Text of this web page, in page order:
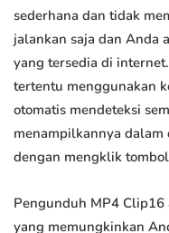
sederhana dan tidak
jalankan saja dan Anda
yang tersedia di
tertentu menggunakan
otomatis mendeteksi
menampilkannya
dengan mengklik
Pengunduh MP4
yang memungkinkan